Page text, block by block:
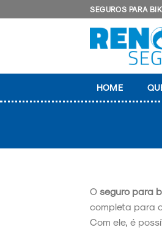
to
SEGUROS PARA
HOME
O seguro para
completa para
Com ele, é